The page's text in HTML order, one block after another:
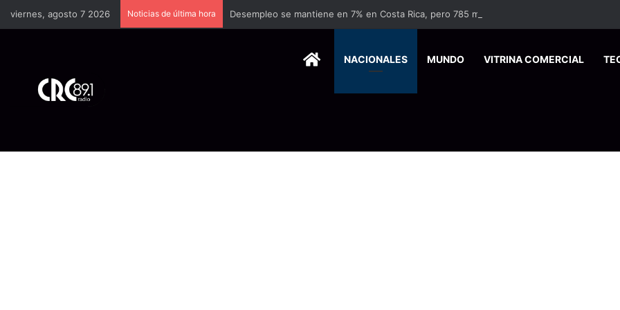
viernes, agosto 7 2026 Noticias de última hora
HOMENACIONALES MUNDO VITRINA COMERCIAL